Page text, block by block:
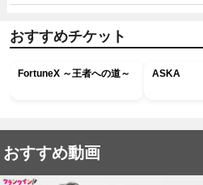
おすすめチケット
FortuneX ～王者への道～ ASKA
おすすめ動画